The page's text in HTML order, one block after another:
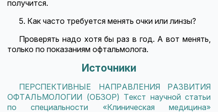
получится.
5. Как часто требуется менять очки или линзы?
Проверять надо хотя бы раз в год. А вот менять,
только по показаниям офтальмолога.
Источники
ПЕРСПЕКТИВНЫЕ НАПРАВЛЕНИЯ РАЗВИТИЯ
ОФТАЛЬМОЛОГИИ (ОБЗОР) Текст научной статьи
по специальности «Клиническая медицина»